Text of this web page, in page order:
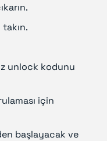
unlock kodunu
için
başlayacak ve